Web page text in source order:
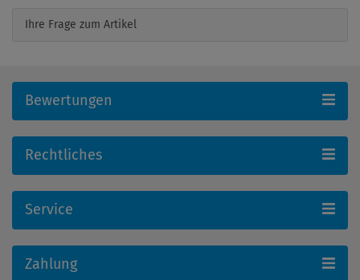
Ihre Frage zum Artikel
Bewertungen
Rechtliches
Service
Zahlung